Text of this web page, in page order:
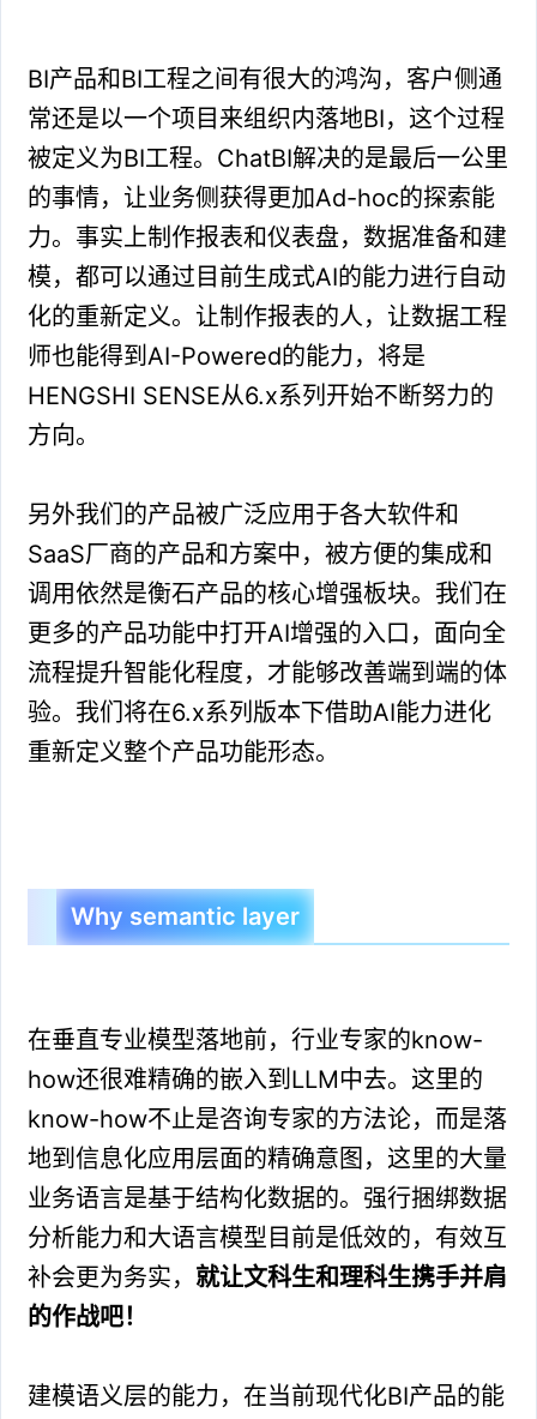
BI产品和BI工程之间有很大的鸿沟，客户侧通
常还是以一个项目来组织内落地BI，这个过程
被定义为BI工程。ChatBI解决的是最后一公里
的事情，让业务侧获得更加Ad-hoc的探索能
力。事实上制作报表和仪表盘，数据准备和建
模，都可以通过目前生成式AI的能力进行自动
化的重新定义。让制作报表的人，让数据工程
师也能得到AI-Powered的能力，将是
HENGSHI SENSE从6.x系列开始不断努力的
方向。
另外我们的产品被广泛应用于各大软件和
SaaS厂商的产品和方案中，被方便的集成和
调用依然是衡石产品的核心增强板块。我们在
更多的产品功能中打开AI增强的入口，面向全
流程提升智能化程度，才能够改善端到端的体
验。 我们将在6.x系列版本下借助AI能力进化
重新定义整个产品功能形态。
Why semantic layer
在垂直专业模型落地前，行业专家的know-
how还很难精确的嵌入到LLM中去。这里的
know-how不止是咨询专家的方法论，而是落
地到信息化应用层面的精确意图，这里的大量
业务语言是基于结构化数据的。强行捆绑数据
分析能力和大语言模型目前是低效的，有效互
补会更为务实， 就让文科生和理科生携手并肩
的作战吧！
建模语义层的能力，在当前现代化BI产品的能